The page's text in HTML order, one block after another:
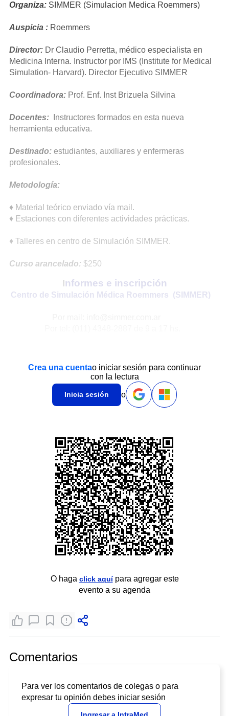
Organiza: SIMMER (Simulacion Medica Roemmers)
Auspicia : Roemmers
Director: Dr Claudio Perretta, médico especialista en
Medicina Interna. Instructor por IMS (Institute for Medical
Simulation- Harvard). Director Ejecutivo SIMMER
Coordinadora: Prof. Enf. Inst Brizuela Silvina
Docentes: Instructores formados en esta nueva
herramienta educativa.
Destinado: estudiantes, auxiliares y enfermeras
profesionales.
Metodología:
♦ Material teórico enviado vía mail.
♦ Estaciones con diferentes actividades prácticas.
♦ Talleres en centro de Simulación SIMMER.
Curso arancelado: $250
Informes e inscripción
Centro de Simulación Médica Roemmers (SIMMER)
Crea una cuentao iniciar sesión para continuar
con la lectura
Inicia sesión o
O haga click aquípara agregar este
evento a su agenda
Comentarios
Para ver los comentarios de colegas o para
expresar tu opinión debes iniciar sesión
Ingresar a IntraMed